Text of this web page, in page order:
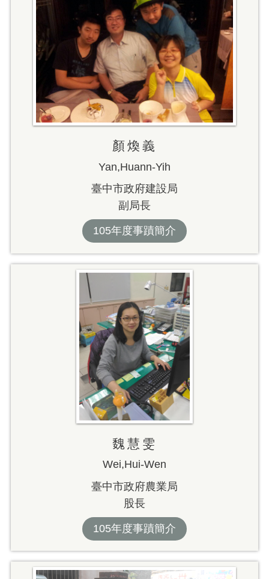
顏煥義
Yan,Huann-Yih
臺中市政府建設局
副局長
105年度事蹟簡介
魏慧雯
Wei,Hui-Wen
臺中市政府農業局
股長
105年度事蹟簡介